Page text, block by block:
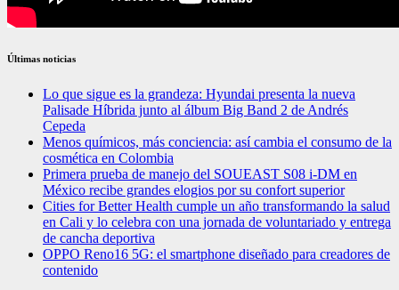
Últimas noticias
Lo que sigue es la grandeza: Hyundai presenta la nueva
Palisade Híbrida junto al álbum Big Band 2 de Andrés
Cepeda
Menos químicos, más conciencia: así cambia el consumo de la
cosmética en Colombia
Primera prueba de manejo del SOUEAST S08 i-DM en
México recibe grandes elogios por su confort superior
Cities for Better Health cumple un año transformando la salud
en Cali y lo celebra con una jornada de voluntariado y entrega
de cancha deportiva
OPPO Reno16 5G: el smartphone diseñado para creadores de
contenido